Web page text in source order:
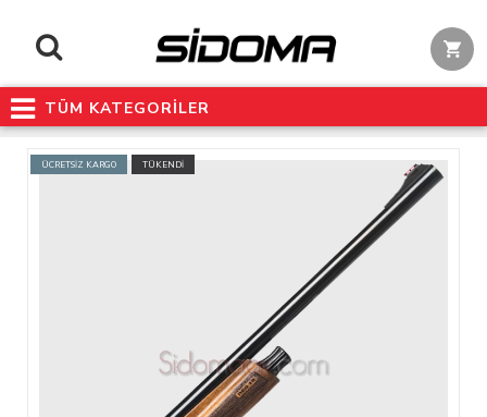
TÜM KATEGORİLER
ÜCRETSİZ KARGO TÜKENDİ